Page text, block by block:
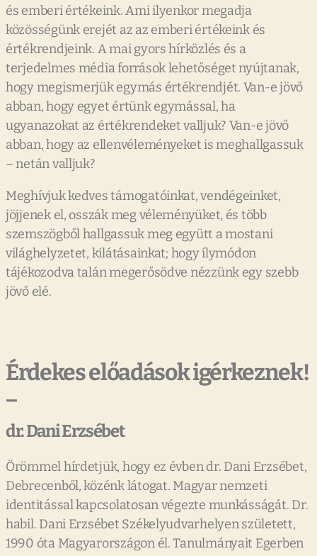
és emberi értékeink. Ami ilyenkor megadja
közösségünk erejét az az emberi értékeink és
értékrendjeink. A mai gyors hírközlés és a
terjedelmes média források lehetőséget nyújtanak,
hogy megismerjük egymás értékrendjét. Van-e jövő
abban, hogy egyet értünk egymással, ha
ugyanazokat az értékrendeket valljuk? Van-e jövő
abban, hogy az ellenvéleményeket is meghallgassuk
– netán valljuk?
Meghívjuk kedves támogatóinkat, vendégeinket,
jöjjenek el, osszák meg véleményüket, és több
szemszögből hallgassuk meg együtt a mostani
világhelyzetet, kilátásainkat; hogy ílymódon
tájékozodva talán megerősödve nézzünk egy szebb
jövő elé.
Érdekes előadások igérkeznek!
−
dr. Dani Erzsébet
Örömmel hírdetjük, hogy ez évben dr. Dani Erzsébet,
Debrecenből, közénk látogat. Magyar nemzeti
identitással kapcsolatosan végezte munkásságát. Dr.
habil. Dani Erzsébet Székelyudvarhelyen született,
1990 óta Magyarországon él. Tanulmányait Egerben